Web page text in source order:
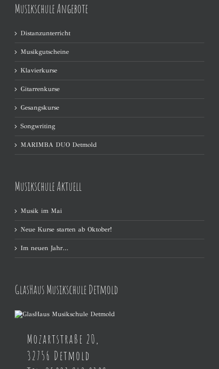
Musikschule Angebote
Distanzunterricht
Musikgutscheine
Klavierkurse
Gitarrenkurse
Gesangskurse
Songwriting
MARIMBA DUO Detmold
Musikschule Aktuell
Musik im Mai
Neue Kurse starten ab Oktober!
Im neuen Jahr…
GlasHaus Musikschule Detmold
Mozartstraße 20,
32756 Detmold